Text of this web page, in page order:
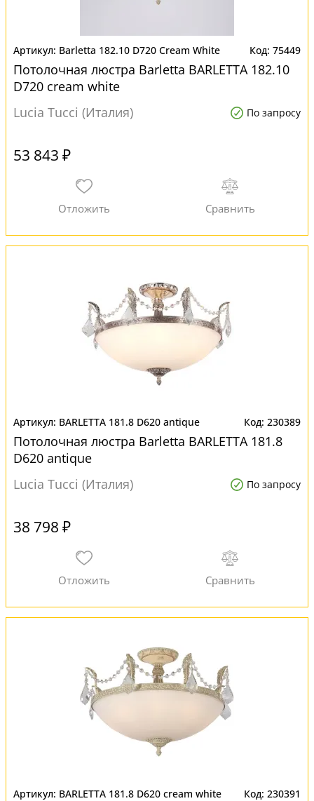
Barletta 182.10 D720 Cream White 75449
Потолочная люстра Barletta BARLETTA 182.10
D720 cream white
Lucia Tucci (Италия)
По запросу
53 843 ₽
BARLETTA 181.8 D620 antique 230389
Потолочная люстра Barletta BARLETTA 181.8
D620 antique
Lucia Tucci (Италия)
По запросу
38 798 ₽
BARLETTA 181.8 D620 cream white 230391